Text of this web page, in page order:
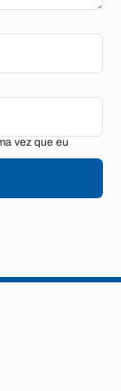
vez que eu